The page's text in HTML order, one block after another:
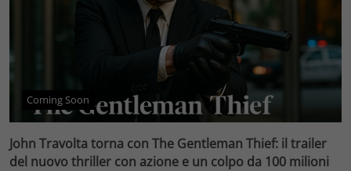
Coming Soon
John Travolta torna con The Gentleman Thief: il trailer
del nuovo thriller con azione e un colpo da 100 milioni